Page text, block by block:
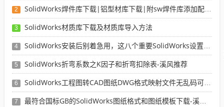
2 SolidWorks焊件库下载|铝型材库下载|附sw焊件库添加配置使用教程
3 SolidWorks材质库下载及材质库导入方法
4 SolidWorks安装后别着急用，这八个重要SolidWorks设置可以提高你的画图效率
5 SolidWorks折弯系数之K因子和折弯扣除表-溪风推荐
6 SolidWorks工程图转CAD图纸DWG格式映射文件无乱码可分层-溪风亲测推荐
7 最符合国标GB的SolidWorks图纸格式和图纸模板下载-溪风专用版